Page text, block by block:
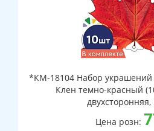
*КМ-18104 Набор украшений
Клен темно-красный
Цена розн: